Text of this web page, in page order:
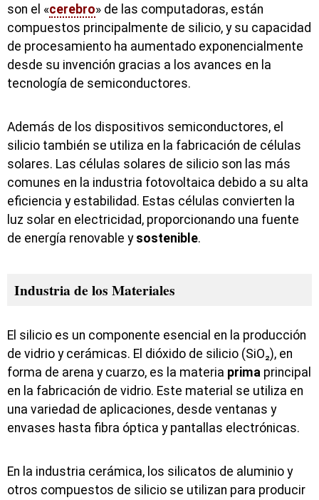
son el «cerebro» de las computadoras, están
compuestos principalmente de silicio, y su capacidad
de procesamiento ha aumentado exponencialmente
desde su invención gracias a los avances en la
tecnología de semiconductores.
Además de los dispositivos semiconductores, el
silicio también se utiliza en la fabricación de células
solares. Las células solares de silicio son las más
comunes en la industria fotovoltaica debido a su alta
eficiencia y estabilidad. Estas células convierten la
luz solar en electricidad, proporcionando una fuente
de energía renovable y sostenible.
Industria de los Materiales
El silicio es un componente esencial en la producción
de vidrio y cerámicas. El dióxido de silicio (SiO₂), en
forma de arena y cuarzo, es la materia prima principal
en la fabricación de vidrio. Este material se utiliza en
una variedad de aplicaciones, desde ventanas y
envases hasta fibra óptica y pantallas electrónicas.
En la industria cerámica, los silicatos de aluminio y
otros compuestos de silicio se utilizan para producir